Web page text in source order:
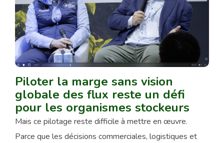
Piloter la marge sans vision
globale des flux reste un défi
pour les organismes stockeurs
Mais ce pilotage reste difficile à mettre en œuvre.
Parce que les décisions commerciales, logistiques et